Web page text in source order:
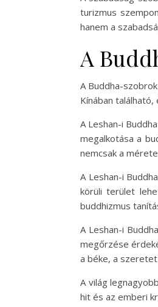
turizmus
hanem a
A
A Buddha-
Kínában
A Leshan-i
megalkotása a
nemcsak a
A Leshan-i
körüli terület
buddhizmus
A Leshan-i
megőrzése
a béke, a
A világ
hit és az emberi